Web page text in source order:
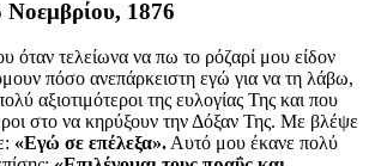
1876
όταν τελείωνα να πω το ρόζαρί μου είδον
πόσο ανεπάρκειστη εγώ για να τη λάβω,
αξιοτιμότεροι της ευλογίας Της και που
στο να κηρύξουν την Δόξαν Της. Με βλέψε
«Εγώ σε επέλεξα». Αυτό μου έκανε πολύ